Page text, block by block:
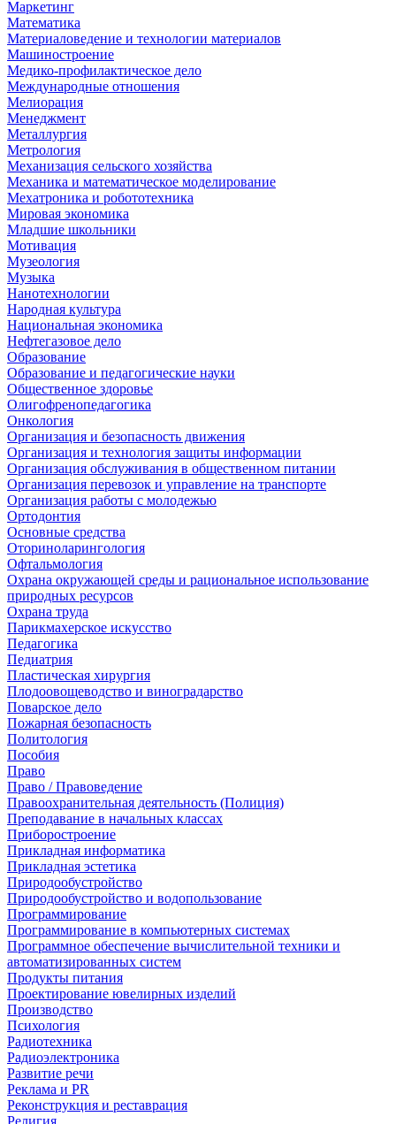
Маркетинг
Математика
Материаловедение и технологии материалов
Машиностроение
Медико-профилактическое дело
Международные отношения
Мелиорация
Менеджмент
Металлургия
Метрология
Механизация сельского хозяйства
Механика и математическое моделирование
Мехатроника и робототехника
Мировая экономика
Младшие школьники
Мотивация
Музеология
Музыка
Нанотехнологии
Народная культура
Национальная экономика
Нефтегазовое дело
Образование
Образование и педагогические науки
Общественное здоровье
Олигофренопедагогика
Онкология
Организация и безопасность движения
Организация и технология защиты информации
Организация обслуживания в общественном питании
Организация перевозок и управление на транспорте
Организация работы с молодежью
Ортодонтия
Основные средства
Оториноларингология
Офтальмология
Охрана окружающей среды и рациональное использование
природных ресурсов
Охрана труда
Парикмахерское искусство
Педагогика
Педиатрия
Пластическая хирургия
Плодоовощеводство и виноградарство
Поварское дело
Пожарная безопасность
Политология
Пособия
Право
Право / Правоведение
Правоохранительная деятельность (Полиция)
Преподавание в начальных классах
Приборостроение
Прикладная информатика
Прикладная эстетика
Природообустройство
Природообустройство и водопользование
Программирование
Программирование в компьютерных системах
Программное обеспечение вычислительной техники и
автоматизированных систем
Продукты питания
Проектирование ювелирных изделий
Производство
Психология
Радиотехника
Радиоэлектроника
Развитие речи
Реклама и PR
Реконструкция и реставрация
Религия